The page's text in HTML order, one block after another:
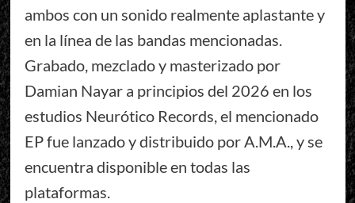
ambos con un sonido realmente aplastante y
en la línea de las bandas mencionadas.
Grabado, mezclado y masterizado por
Damian Nayar a principios del 2026 en los
estudios Neurótico Records, el mencionado
EP fue lanzado y distribuido por A.M.A., y se
encuentra disponible en todas las
plataformas.